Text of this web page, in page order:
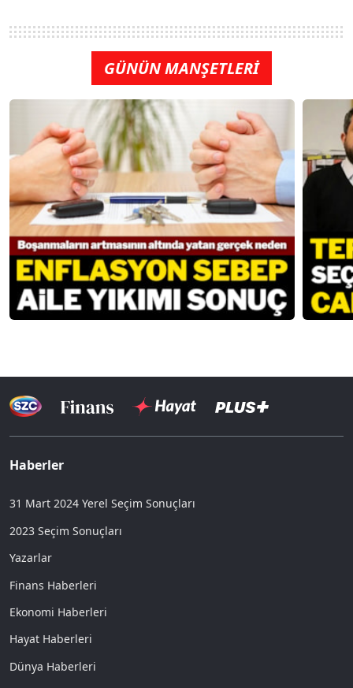
GÜNÜN MANŞETLERİ
Haberler
31 Mart 2024 Yerel Seçim Sonuçları
2023 Seçim Sonuçları
Yazarlar
Finans Haberleri
Ekonomi Haberleri
Hayat Haberleri
Dünya Haberleri